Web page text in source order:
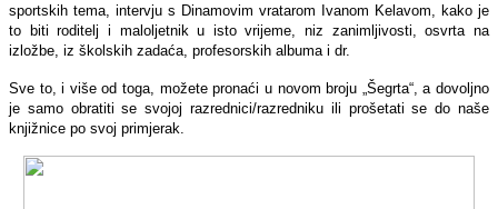
sportskih tema, intervju s Dinamovim vratarom Ivanom Kelavom, kako je
to biti roditelj i maloljetnik u isto vrijeme, niz zanimljivosti, osvrta na
izložbe, iz školskih zadaća, profesorskih albuma i dr.
Sve to, i više od toga, možete pronaći u novom broju „Šegrta“, a dovoljno
je samo obratiti se svojoj razrednici/razredniku ili prošetati se do naše
knjižnice po svoj primjerak.